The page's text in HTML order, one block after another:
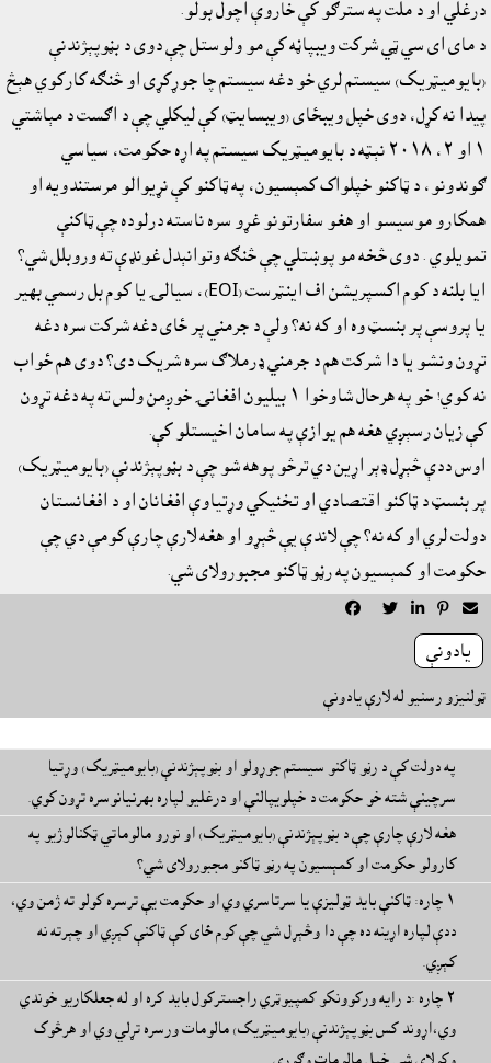
درغلي او د ملت په سترګو کې خاروې اچول بولو.
د ماى اى سي ټي شرکت ويبپاڼه کې مو ولوستل چې دوى د بڼوپېژندنې
(بايوميټريک) سيستم لري خو دغه سيستم چا جوړکړى او څنګه کارکوي هېڅ
پيدا نه کړل، دوى خپل ويبځاى (ويبسايټ) کې ليکلي چې د اګست د مېاشتي
١ او ٢، ٢٠١٨ نېټه د بايوميټريک سيستم په اړه حکومت، سياسي
ګوندونو، د ټاکنو خپلواک کمېسيون، په ټاکنو کې نړيوالو مرستندويه او
همکارو موسيسو او هغو سفارتونو غړو سره ناسته درلوده چې ټاکنې
تمويلوي . دوى څخه مو پوښتلي چې څنګه وتوانېدل غونډې ته وروبلل شي؟
ايا بلنه د کوم اکسپريشن اف اينټرست (EOI)، سيالۍ يا کوم بل رسمي بهير
يا پروسې پر بنسټ وه او که نه؟ ولې د جرمني پر ځاى دغه شرکت سره دغه
تړون ونشو يا دا شرکت هم د جرمني ډرملاګ سره شريک دى؟ دوى هم ځواب
نه کوي! خو په هرحال شاوخوا ١ بيليون افغانۍ خوږمن ولس ته په دغه تړون
کې زيان رسېږي هغه هم يوازې په سامان اخيستلو کې.
اوس ددې څېړل ډېر اړين دي ترڅو پوهه شو چې د بڼوپېژندنې (بايوميټريک)
پر بنسټ د ټاکنو اقتصادي او تخنيکي وړتياوې افغانان او د افغانستان
دولت لري او که نه؟ چې لاندې يې څېړو او هغه لارې چارې کومې دي چې
حکومت او کمېسيون په رڼو ټاکنو مجبورولاى شي.
    
يادونې
ټولنيزو رسنيو له لارې يادونې
په دولت کې د رڼو ټاکنو سيستم جوړولو او بڼوپېژندنې (بايوميټريک) وړتيا
سرچينې شته خو حکومت د خپلويپالنې او درغليو لپاره بهرنيانوسره تړون کوي.
هغه لارې چارې چې د بڼوپېژندنې (بايوميټريک) او نورو مالوماتي ټکنالوژيو په
کارولو حکومت او کمېسيون په رڼو ټاکنو مجبورولاى شي؟
١ چاره: ټاکنې بايد ټوليزې يا سرتاسري وي او حکومت يې ترسره کولو ته ژمن وي،
ددې لپاره اړينه ده چې دا وڅېړل شي چې کوم ځاى کې ټاکنې کېږي او چېرته نه
کېږي.
٢ چاره :د رايه ورکوونکو کمپيوټري راجسترکول بايد کره او له جعلکاريو خوندي
وي،اړوند کس بڼوپېژندنې (بايوميټريک) مالومات ورسره تړلي وي او هرڅوک
وکولاى شي خپل مالومات وګوري